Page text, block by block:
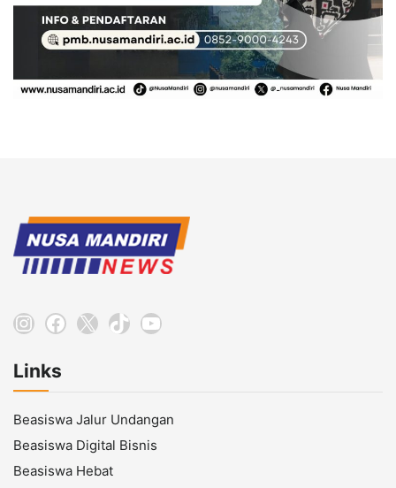
Instagram
Facebook
X TikTokYouTube
Links
Beasiswa Jalur Undangan
Beasiswa Digital Bisnis
Beasiswa Hebat